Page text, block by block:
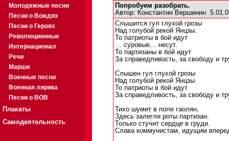
Молодежные песни
Песни о Вождях
Песни о Героях
Революционные
Интернационал
Речи
Марши
Военные песни
Военная лирика
Песни о ВОВ
Плакаты
Самодеятельность
Попробуем разобрать.
Автор: Константин Вершинин
Слышится гул глухой грозы
Над голубой рекой Янцзы.
То патриоты в бой идут
… суровые… несут.
То партизаны в бой идут
За справедливость, за свободу и
Слышен гул глухой грозы
Над голубой рекой Янцзы.
То патриоты в бой идут
За справедливость, за свободу и
Тихо шумит в поле гаолян,
Здесь залегли роты партизан.
Только стучит сердце в груди.
Слава коммунистам, идущим